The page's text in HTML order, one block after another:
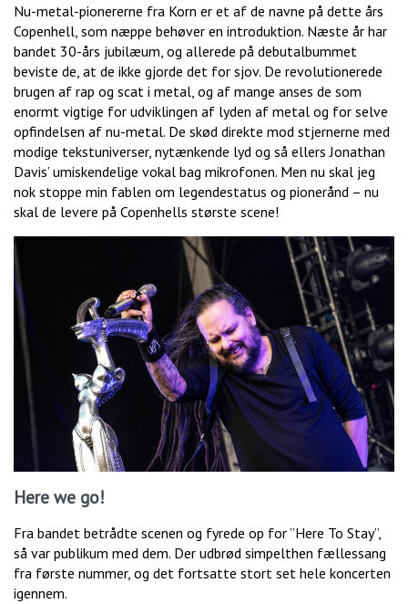
Nu-metal-pionererne fra Korn er et af de navne på dette års
Copenhell, som næppe behøver en introduktion. Næste år har
bandet 30-års jubilæum, og allerede på debutalbummet
beviste de, at de ikke gjorde det for sjov. De revolutionerede
brugen af rap og scat i metal, og af mange anses de som
enormt vigtige for udviklingen af lyden af metal og for selve
opfindelsen af nu-metal. De skød direkte mod stjernerne med
modige tekstuniverser, nytænkende lyd og så ellers Jonathan
Davis’ umiskendelige vokal bag mikrofonen. Men nu skal jeg
nok stoppe min fablen om legendestatus og pionerånd – nu
skal de levere på Copenhells største scene!
Here we go!
Fra bandet betrådte scenen og fyrede op for ”Here To Stay”,
så var publikum med dem. Der udbrød simpelthen fællessang
fra første nummer, og det fortsatte stort set hele koncerten
igennem.